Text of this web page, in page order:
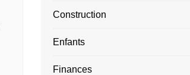
Construction
Enfants
Finances